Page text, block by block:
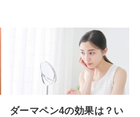
ダーマペン4の効果は？い